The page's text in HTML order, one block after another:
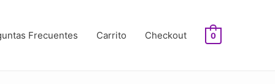
Frecuentes Carrito Checkout 0